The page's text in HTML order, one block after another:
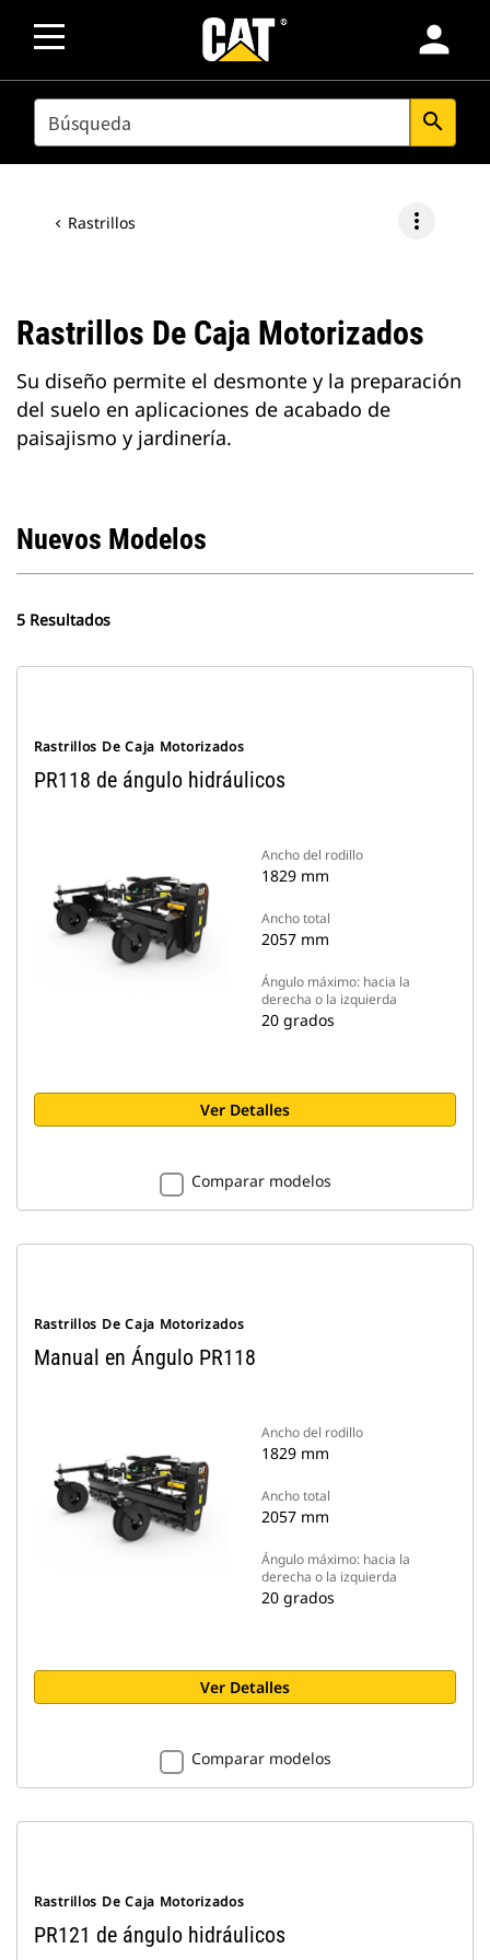
person
SEARCH search
Rastrillos more_vert
Rastrillos De Caja Motorizados
Su diseño permite el desmonte y la preparación
del suelo en aplicaciones de acabado de
paisajismo y jardinería.
Nuevos Modelos
5 Resultados
Rastrillos De Caja Motorizados
PR118 de ángulo hidráulicos
Ancho del rodillo
1829 mm
Ancho total
2057 mm
Ángulo máximo: hacia la
derecha o la izquierda
20 grados
Ver Detalles
Comparar modelos
Rastrillos De Caja Motorizados
Manual en Ángulo PR118
Ancho del rodillo
1829 mm
Ancho total
2057 mm
Ángulo máximo: hacia la
derecha o la izquierda
20 grados
Ver Detalles
Comparar modelos
Rastrillos De Caja Motorizados
PR121 de ángulo hidráulicos